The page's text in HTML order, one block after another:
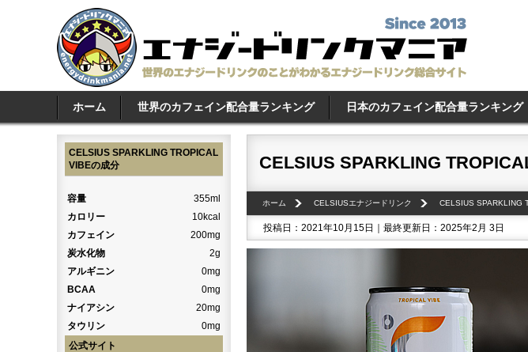
ホーム 世界のカフェイン配合量ランキング 日本のカフェイン配合量ランキング
CELSIUS SPARKLING
ホーム CELSIUSエナジードリンク CELSIUS SPARKLING
投稿日：2021年10月15日｜最終更新日：2025年2月 3日
CELSIUS SPARKLING TROPICAL
VIBEの成分
容量
355ml
カロリー
10kcal
カフェイン
200mg
炭水化物
2g
アルギニン
0mg
BCAA
0mg
ナイアシン
20mg
タウリン
0mg
公式サイト